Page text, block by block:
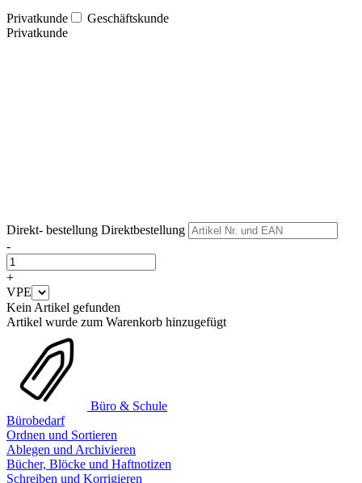
Privatkunde
Geschäftskunde
Privatkunde
Direkt- bestellung Direktbestellung
-
+
VPE
Kein Artikel gefunden
Artikel wurde zum Warenkorb hinzugefügt
Büro & Schule
Bürobedarf
Ordnen und Sortieren
Ablegen und Archivieren
Bücher, Blöcke und Haftnotizen
Schreiben und Korrigieren